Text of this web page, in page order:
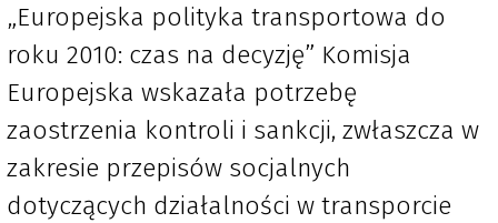
„Europejska polityka transportowa do
roku 2010: czas na decyzję” Komisja
Europejska wskazała potrzebę
zaostrzenia kontroli i sankcji, zwłaszcza w
zakresie przepisów socjalnych
dotyczących działalności w transporcie